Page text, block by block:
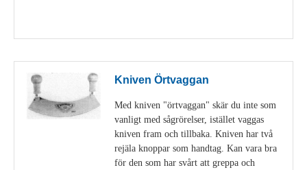
Kniven Örtvaggan
Med kniven "örtvaggan" skär du inte som
vanligt med sågrörelser, istället vaggas
kniven fram och tillbaka. Kniven har två
rejäla knoppar som handtag. Kan vara bra
för den som har svårt att greppa och